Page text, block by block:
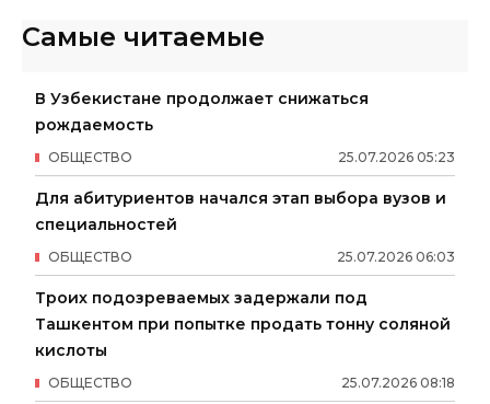
Самые читаемые
В Узбекистане продолжает снижаться
рождаемость
25.07.2026 05:23
ОБЩЕСТВО
Для абитуриентов начался этап выбора вузов и
специальностей
25.07.2026 06:03
ОБЩЕСТВО
Троих подозреваемых задержали под
Ташкентом при попытке продать тонну соляной
кислоты
25.07.2026 08:18
ОБЩЕСТВО